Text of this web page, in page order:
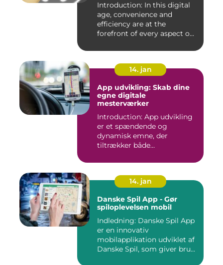
Introduction: In this digital
age, convenience and
efficiency are at the
forefront of every aspect o...
14. jan
App udvikling: Skab dine
egne digitale
mesterværker
Introduction: App udvikling
er et spændende og
dynamisk emne, der
tiltrækker både
14. jan
Danske Spil App - Gør
spiloplevelsen mobil
Indledning: Danske Spil App
er en innovativ
mobilapplikation udviklet af
Danske Spil, som giver bru...